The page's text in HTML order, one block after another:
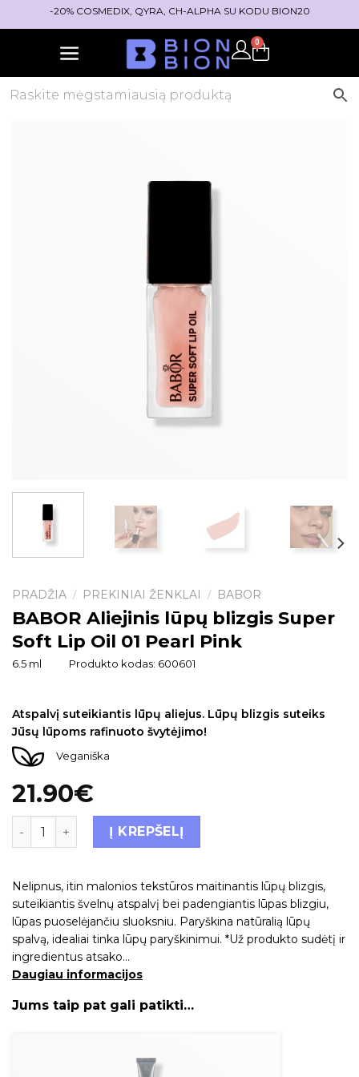
-20% COSMEDIX, QYRA, CH-ALPHA SU KODU BION20
0
PRADŽIA / PREKINIAI ŽENKLAI / BABOR
BABOR Aliejinis lūpų blizgis Super
Soft Lip Oil 01 Pearl Pink
6.5 ml Produkto kodas: 600601
Atspalvį suteikiantis lūpų aliejus. Lūpų blizgis suteiks
Jūsų lūpoms rafinuoto švytėjimo!
Veganiška
21.90€
Į KREPŠELĮ
Nelipnus, itin malonios tekstūros maitinantis lūpų blizgis,
suteikiantis švelnų atspalvį bei padengiantis lūpas blizgiu,
lūpas puoselėjančiu sluoksniu. Paryškina natūralią lūpų
spalvą, idealiai tinka lūpų paryškinimui. *Už produkto sudėtį ir
ingredientus atsako…
Daugiau informacijos
Jums taip pat gali patikti…